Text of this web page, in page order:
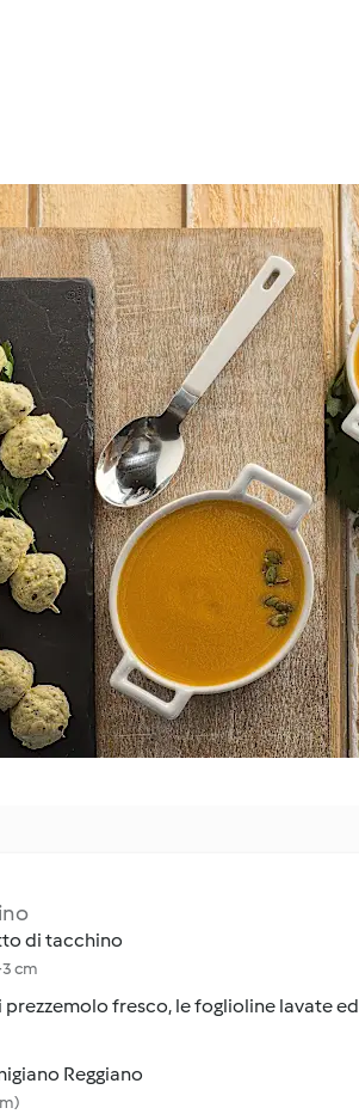
di tacchino
cm
fresco, le foglioline lavate ed
Reggiano